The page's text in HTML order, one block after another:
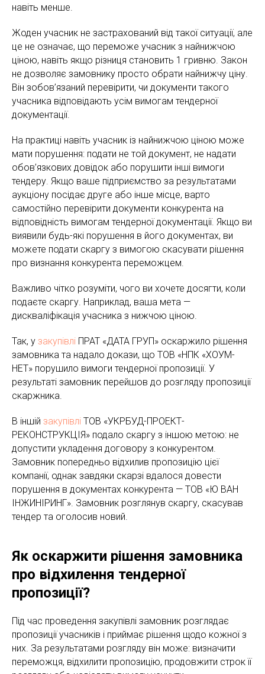
навіть менше.
Жоден учасник не застрахований від такої ситуації, але
це не означає, що переможе учасник з найнижчою
ціною, навіть якщо різниця становить 1 гривню. Закон
не дозволяє замовнику просто обрати найнижчу ціну.
Він зобов’язаний перевірити, чи документи такого
учасника відповідають усім вимогам тендерної
документації.
На практиці навіть учасник із найнижчою ціною може
мати порушення: подати не той документ, не надати
обов’язкових довідок або порушити інші вимоги
тендеру. Якщо ваше підприємство за результатами
аукціону посідає друге або інше місце, варто
самостійно перевірити документи конкурента на
відповідність вимогам тендерної документації. Якщо ви
виявили будь-які порушення в його документах, ви
можете подати скаргу з вимогою скасувати рішення
про визнання конкурента переможцем.
Важливо чітко розуміти, чого ви хочете досягти, коли
подаєте скаргу. Наприклад, ваша мета —
дискваліфікація учасника з нижчою ціною.
Так, у закупівлі ПРАТ «ДАТА ГРУП» оскаржило рішення
замовника та надало докази, що ТОВ «НПК «ХОУМ-
НЕТ» порушило вимоги тендерної пропозиції. У
результаті замовник перейшов до розгляду пропозиції
скаржника.
В іншій закупівлі ТОВ «УКРБУД-ПРОЕКТ-
РЕКОНСТРУКЦІЯ» подало скаргу з іншою метою: не
допустити укладення договору з конкурентом.
Замовник попередньо відхилив пропозицію цієї
компанії, однак завдяки скарзі вдалося довести
порушення в документах конкурента — ТОВ «Ю ВАН
ІНЖИНІРИНГ». Замовник розглянув скаргу, скасував
тендер та оголосив новий.
Як оскаржити рішення замовника
про відхилення тендерної
пропозиції?
Під час проведення закупівлі замовник розглядає
пропозиції учасників і приймає рішення щодо кожної з
них. За результатами розгляду він може: визначити
переможця, відхилити пропозицію, продовжити строк її